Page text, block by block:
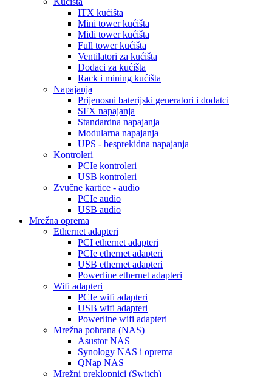
ITX kućišta
Mini tower kućišta
Midi tower kućišta
Full tower kućišta
Ventilatori za kućišta
Dodaci za kućišta
Rack i mining kućišta
Napajanja
Prijenosni baterijski generatori i dodatci
SFX napajanja
Standardna napajanja
Modularna napajanja
UPS - besprekidna napajanja
Kontroleri
PCIe kontroleri
USB kontroleri
Zvučne kartice - audio
PCIe audio
USB audio
Mrežna oprema
Ethernet adapteri
PCI ethernet adapteri
PCIe ethernet adapteri
USB ethernet adapteri
Powerline ethernet adapteri
Wifi adapteri
PCIe wifi adapteri
USB wifi adapteri
Powerline wifi adapteri
Mrežna pohrana (NAS)
Asustor NAS
Synology NAS i oprema
QNap NAS
Mrežni preklopnici (Switch)